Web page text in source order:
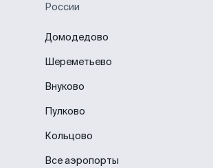
России
Домодедово
Шереметьево
Внуково
Пулково
Кольцово
Все аэропорты